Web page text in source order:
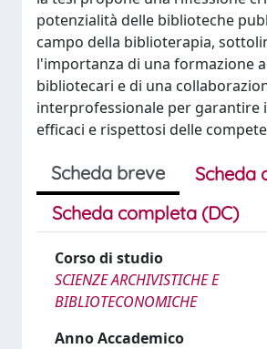
potenzialità delle biblioteche
campo della biblioterapia,
l'importanza di una formazione
bibliotecari e di una
interprofessionale per garantire
efficaci e rispettosi delle
Scheda breve
Scheda
Scheda completa (DC)
Corso di studio
SCIENZE ARCHIVISTICHE E
BIBLIOTECONOMICHE
Anno Accademico